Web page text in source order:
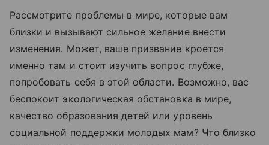
Рассмотрите проблемы в мире, которые вам
близки и вызывают сильное желание внести
изменения. Может, ваше призвание кроется
именно там и стоит изучить вопрос глубже,
попробовать себя в этой области. Возможно, вас
беспокоит экологическая обстановка в мире,
качество образования детей или уровень
социальной поддержки молодых мам? Что близко